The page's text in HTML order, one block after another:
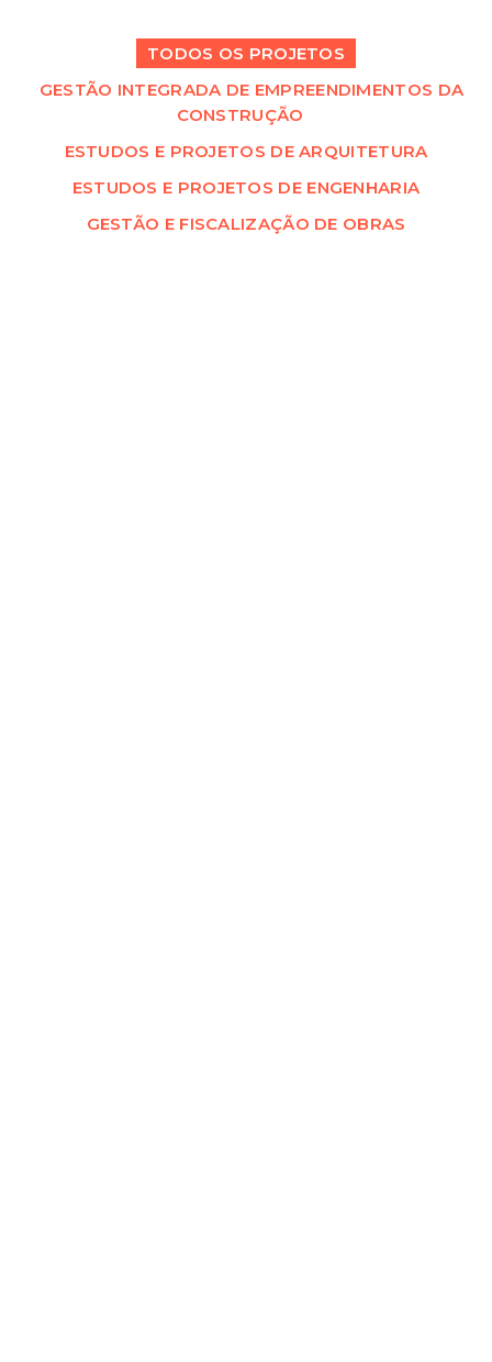
TODOS OS PROJETOS
GESTÃO INTEGRADA DE EMPREENDIMENTOS DA
CONSTRUÇÃO
ESTUDOS E PROJETOS DE ARQUITETURA
ESTUDOS E PROJETOS DE ENGENHARIA
GESTÃO E FISCALIZAÇÃO DE OBRAS